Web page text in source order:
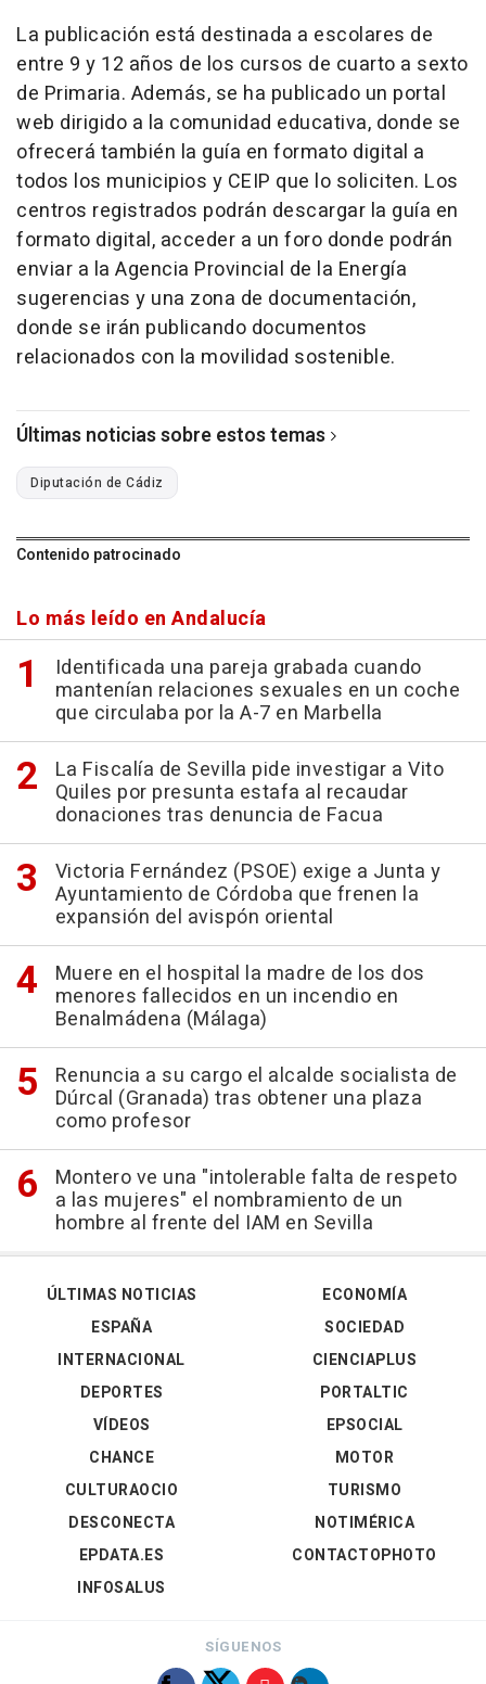
La publicación está destinada a escolares de
entre 9 y 12 años de los cursos de cuarto a sexto
de Primaria. Además, se ha publicado un portal
web dirigido a la comunidad educativa, donde se
ofrecerá también la guía en formato digital a
todos los municipios y CEIP que lo soliciten. Los
centros registrados podrán descargar la guía en
formato digital, acceder a un foro donde podrán
enviar a la Agencia Provincial de la Energía
sugerencias y una zona de documentación,
donde se irán publicando documentos
relacionados con la movilidad sostenible.
Últimas noticias sobre estos temas
Diputación de Cádiz
Contenido patrocinado
Lo más leído en Andalucía
Identificada una pareja grabada cuando
mantenían relaciones sexuales en un coche
que circulaba por la A-7 en Marbella
La Fiscalía de Sevilla pide investigar a Vito
Quiles por presunta estafa al recaudar
donaciones tras denuncia de Facua
Victoria Fernández (PSOE) exige a Junta y
Ayuntamiento de Córdoba que frenen la
expansión del avispón oriental
Muere en el hospital la madre de los dos
menores fallecidos en un incendio en
Benalmádena (Málaga)
Renuncia a su cargo el alcalde socialista de
Dúrcal (Granada) tras obtener una plaza
como profesor
Montero ve una "intolerable falta de respeto
a las mujeres" el nombramiento de un
hombre al frente del IAM en Sevilla
ÚLTIMAS NOTICIAS
ESPAÑA
INTERNACIONAL
DEPORTES
VÍDEOS
ECONOMÍA
SOCIEDAD
CIENCIAPLUS
PORTALTIC
EPSOCIAL
CHANCE
CULTURAOCIO
DESCONECTA
EPDATA.ES
INFOSALUS
MOTOR
TURISMO
NOTIMÉRICA
CONTACTOPHOTO
SÍGUENOS